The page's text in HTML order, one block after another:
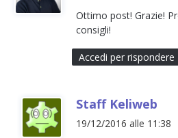
e
t
Ottimo post! Grazie!
consigli!
Accedi per rispondere
Staff Keliweb
a
19/12/2016 alle 11:38